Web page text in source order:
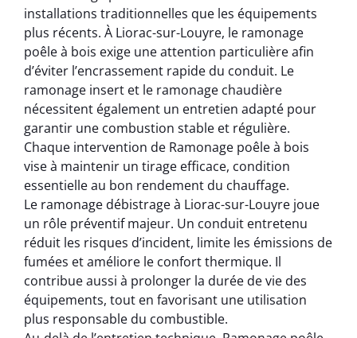
installations traditionnelles que les équipements
plus récents. À Liorac-sur-Louyre, le ramonage
poêle à bois exige une attention particulière afin
d’éviter l’encrassement rapide du conduit. Le
ramonage insert et le ramonage chaudière
nécessitent également un entretien adapté pour
garantir une combustion stable et régulière.
Chaque intervention de Ramonage poêle à bois
vise à maintenir un tirage efficace, condition
essentielle au bon rendement du chauffage.
Le ramonage débistrage à Liorac-sur-Louyre joue
un rôle préventif majeur. Un conduit entretenu
réduit les risques d’incident, limite les émissions de
fumées et améliore le confort thermique. Il
contribue aussi à prolonger la durée de vie des
équipements, tout en favorisant une utilisation
plus responsable du combustible.